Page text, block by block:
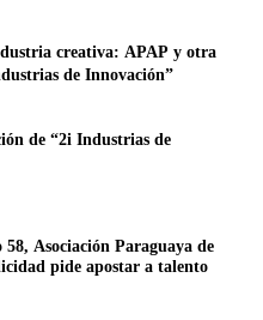
creativa: APAP y otra
de Innovación”
de “2i Industrias de
Asociación Paraguaya de
pide apostar a talento